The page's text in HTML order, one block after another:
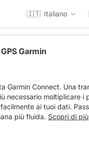
🇮🇹 Italiano
Garmin
Garmin Connect. Una
necessario moltiplicare i
ai tuoi dati.
più fluida. Scopri di più